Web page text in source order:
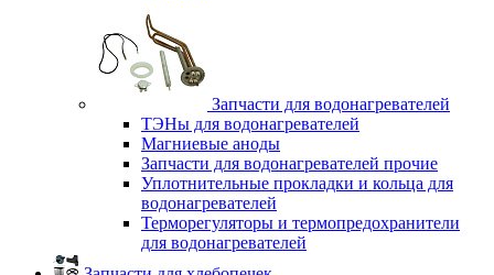
Запчасти для водонагревателей
ТЭНы для водонагревателей
Магниевые аноды
Запчасти для водонагревателей прочие
Уплотнительные прокладки и кольца для
водонагревателей
Терморегуляторы и термопредохранители
для водонагревателей